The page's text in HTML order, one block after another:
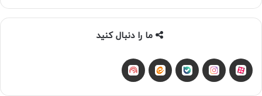
ما را دنبال کنید
آپاراتاینستاگرام
بله ایتا شنوتو